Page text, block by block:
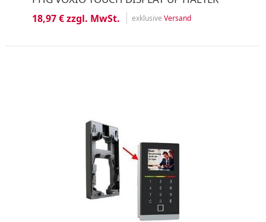
18,97 € zzgl. MwSt. exklusive Versand